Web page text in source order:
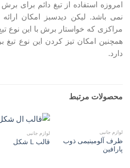
امروزه استفاده از تیغ دائم برای
نمی باشد. لیکن دیدسبز امکان ارائه
مراکزی که خواستار برش با این نوع
همچنین امکان تیز کردن این نوع
دارد.
محصولات مرتبط
لوازم جانبی
ظرف آلومینیمی ذوب
پارافین
لوازم جانبی
قالب L شکل